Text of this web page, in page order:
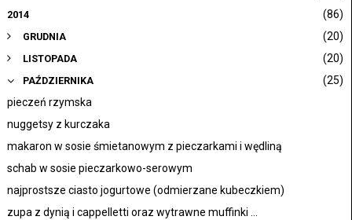
2014 (86)
GRUDNIA (20)
LISTOPADA (20)
PAŹDZIERNIKA
(25)
pieczeń rzymska
nuggetsy z kurczaka
makaron w sosie śmietanowym z pieczarkami i wędliną
schab w sosie pieczarkowo-serowym
najprostsze ciasto jogurtowe (odmierzane kubeczkiem)
zupa z dynią i cappelletti oraz wytrawne muffinki ...